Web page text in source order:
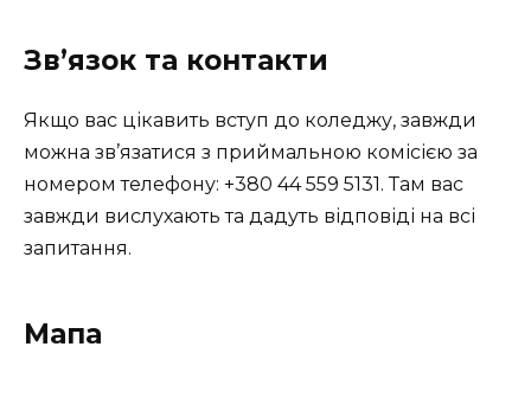
Зв’язок та контакти
Якщо вас цікавить вступ до коледжу, завжди
можна зв’язатися з приймальною комісією за
номером телефону: +380 44 559 5131. Там вас
завжди вислухають та дадуть відповіді на всі
запитання.
Мапа